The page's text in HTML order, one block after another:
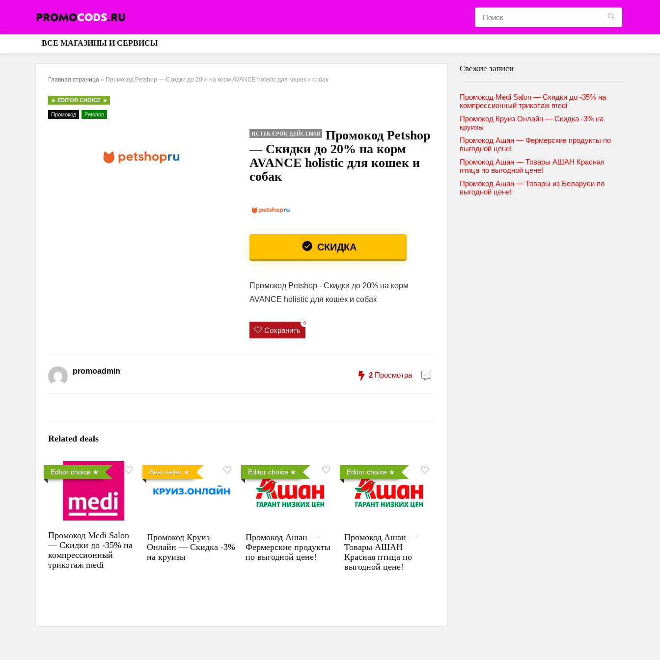
ВСЕ МАГАЗИНЫ И СЕРВИСЫ
Главная страница » Промокод Petshop — Скидки до 20% на корм AVANCE holistic для кошек и собак
EDITOR CHOICE
Промокод Petshop
ИСТЕК СРОК ДЕЙСТВИЯ
Промокод Petshop
— Скидки до 20% на корм
AVANCE holistic для кошек и
собак
СКИДКА
Промокод Petshop - Скидки до 20% на корм
AVANCE holistic для кошек и собак
Сохранить
0
promoadmin 2 Просмотра
Related deals
Editor choice
Промокод Medi Salon
— Скидки до -35% на
компрессионный
трикотаж medi
Best seller
Промокод Круиз
Онлайн — Скидка -3%
на круизы
Editor choice
Промокод Ашан —
Фермерские продукты
по выгодной цене!
Editor choice
Промокод Ашан —
Товары АШАН
Красная птица по
выгодной цене!
Свежие записи
Промокод Medi Salon — Скидки до -35% на
компрессионный трикотаж medi
Промокод Круиз Онлайн — Скидка -3% на
круизы
Промокод Ашан — Фермерские продукты по
выгодной цене!
Промокод Ашан — Товары АШАН Красная
птица по выгодной цене!
Промокод Ашан — Товары из Беларуси по
выгодной цене!